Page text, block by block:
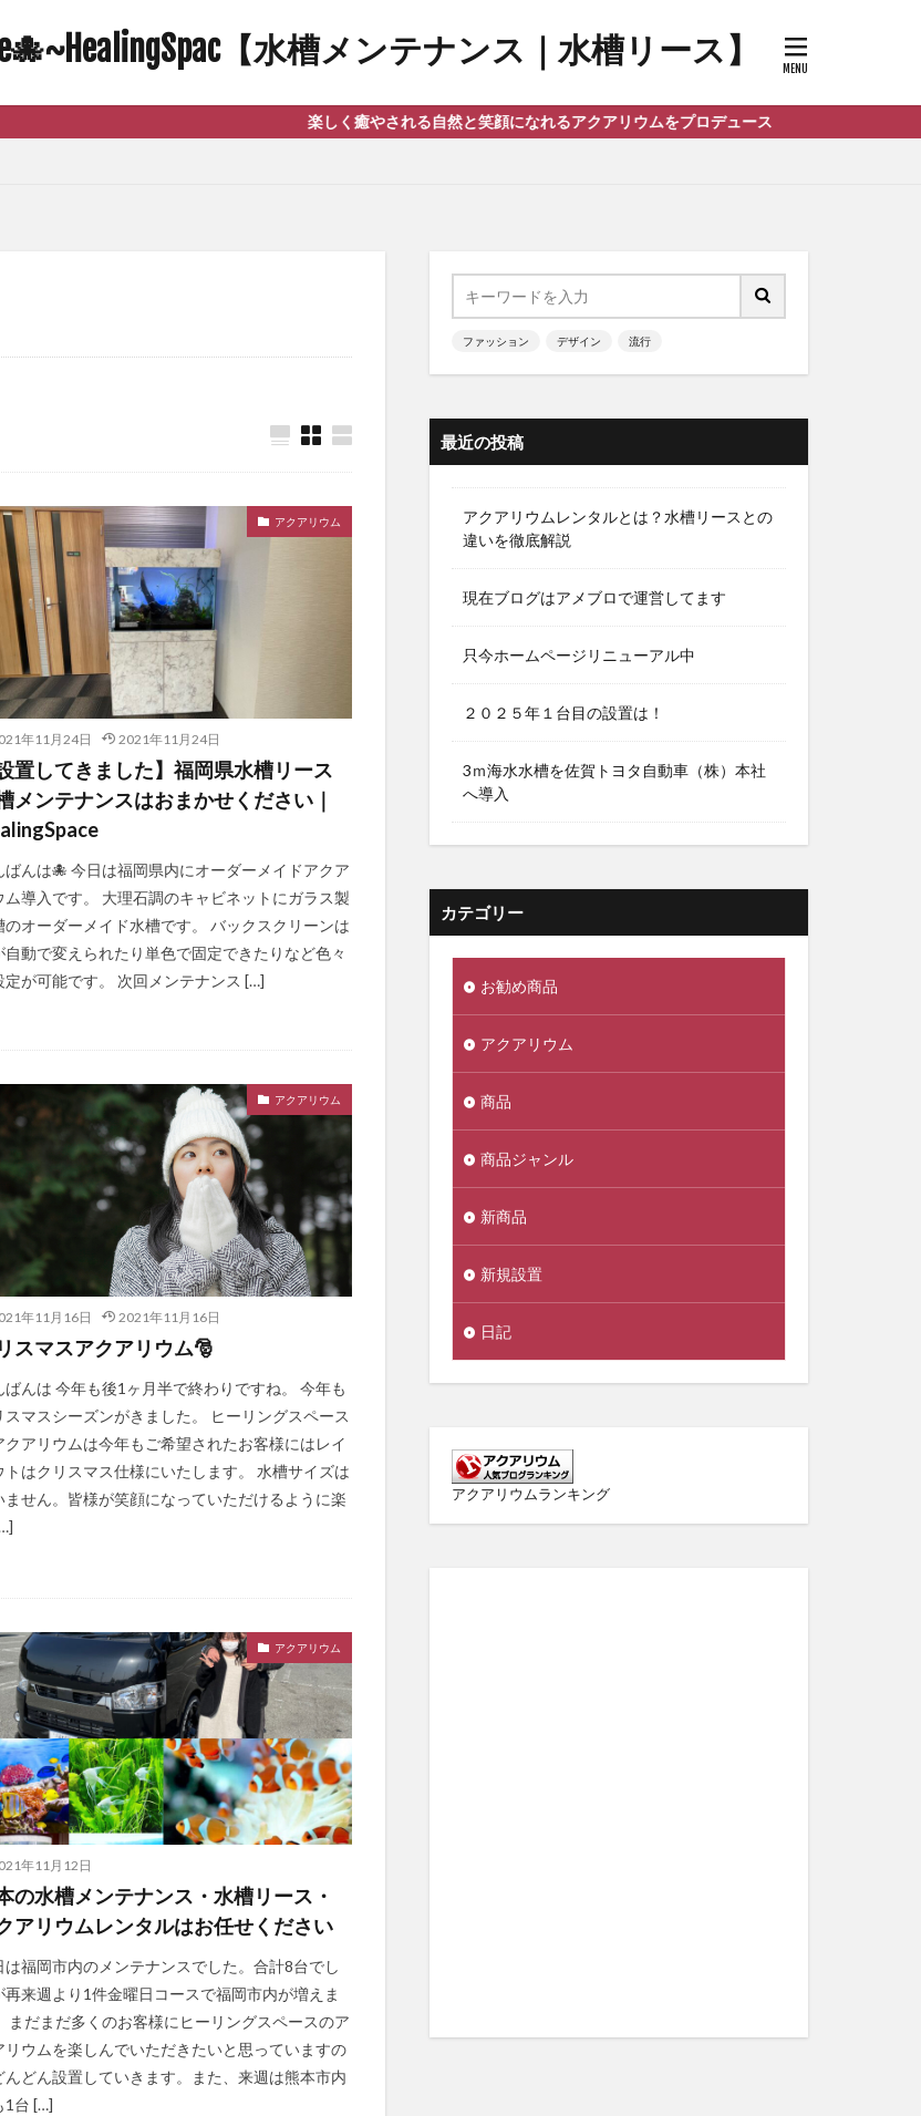
【水槽メンテナンス｜水槽リース】
楽しく癒やされる自然と笑顔になれるアクアリウムをプロデュース
アクアリウム
年11月24日 2021年11月24日
設置してきました】福岡県水槽リース
メンテナンスはおまかせください｜
ばんは🐙 今日は福岡県内にオーダーメイドアクア
ム導入です。 大理石調のキャビネットにガラス製
のオーダーメイド水槽です。 バックスクリーンは
自動で変えられたり単色で固定できたりなど色々
定が可能です。 次回メンテナンス […]
アクアリウム
年11月16日 2021年11月16日
スマスアクアリウム🎅
ばんは 今年も後1ヶ月半で終わりですね。 今年も
スマスシーズンがきました。 ヒーリングスペース
クアリウムは今年もご希望されたお客様にはレイ
トはクリスマス仕様にいたします。 水槽サイズは
ません。皆様が笑顔になっていただけるように楽
アクアリウム
年11月12日
の水槽メンテナンス・水槽リース・
アリウムレンタルはお任せください
は福岡市内のメンテナンスでした。合計8台でし
再来週より1件金曜日コースで福岡市内が増えま
まだまだ多くのお客様にヒーリングスペースのア
リウムを楽しんでいただきたいと思っていますの
んどん設置していきます。また、来週は熊本市内
1台 […]
ファッション デザイン 流行
最近の投稿
アクアリウムレンタルとは？水槽リースとの
違いを徹底解説
現在ブログはアメブロで運営してます
只今ホームページリニューアル中
２０２５年１台目の設置は！
3ｍ海水水槽を佐賀トヨタ自動車（株）本社
へ導入
カテゴリー
お勧め商品
アクアリウム
商品
商品ジャンル
新商品
新規設置
日記
アクアリウムランキング